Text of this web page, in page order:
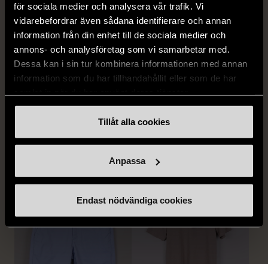
för sociala medier och analysera vår trafik. Vi
vidarebefordrar även sådana identifierare och annan
information från din enhet till de sociala medier och
annons- och analysföretag som vi samarbetar med.
Dessa kan i sin tur kombinera informationen med annan
information som du har tillhandahållit eller som de har
Tillåt alla cookies
Anpassa
Endast nödvändiga cookies
1/5
EAST WEST
frotté med klassisk krage
S (46) Nytt skick
1/5
CHAMPION
sportjacka med huva
L (50) Gott skick
359 kr